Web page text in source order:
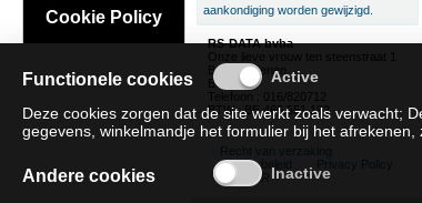
aankondiging worden gewijzigd.
RS-DATA bvba
Onze lieve vrouw ten steenstraat 1
B-3300 Tienen
België
Telefoon : 016/820712
BTW : BE 466.551.192
Recht van verzaking
Cookie beleid
Privacy Policy
SAT/SAR
Cookie Policy
Functionele cookies
Deze cookies zorgen dat de site werkt zoals verwacht;
gegevens, winkelmandje het formulier bij het afrekenen,
Andere cookies